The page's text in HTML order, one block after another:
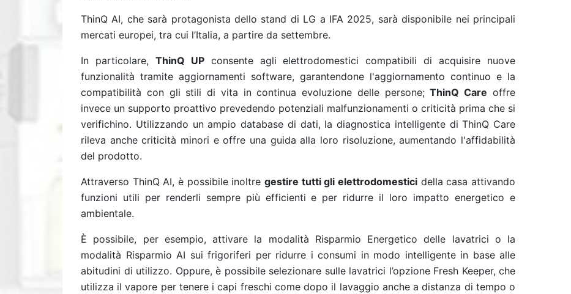
ThinQ AI, che sarà protagonista dello stand di LG a IFA 2025, sarà disponibile nei principali
mercati europei, tra cui l’Italia, a partire da settembre.
In particolare, ThinQ UPconsente agli elettrodomestici compatibili di acquisire nuove
funzionalità tramite aggiornamenti software, garantendone l'aggiornamento continuo e la
compatibilità con gli stili di vita in continua evoluzione delle persone;ThinQ Care offre
invece un supporto proattivo prevedendo potenziali malfunzionamenti o criticità prima che si
verifichino. Utilizzando un ampio database di dati, la diagnostica intelligente di ThinQ Care
rileva anche criticità minori e offre una guida alla loro risoluzione, aumentando l'affidabilità
del prodotto.
Attraverso ThinQ AI, è possibile inoltre gestire tutti gli elettrodomestici della casa attivando
funzioni utili per renderli sempre più efficienti e per ridurre il loro impatto energetico e
ambientale.
È possibile, per esempio, attivare la modalità Risparmio Energetico delle lavatrici o la
modalità Risparmio AI sui frigoriferi per ridurre i consumi in modo intelligente in base alle
abitudini di utilizzo. Oppure, è possibile selezionare sulle lavatrici l’opzione Fresh Keeper, che
utilizza il vapore per tenere i capi freschi come dopo il lavaggio anche a distanza di tempo o